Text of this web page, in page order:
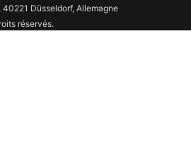
40221 Düsseldorf, Allemagne
réservés.